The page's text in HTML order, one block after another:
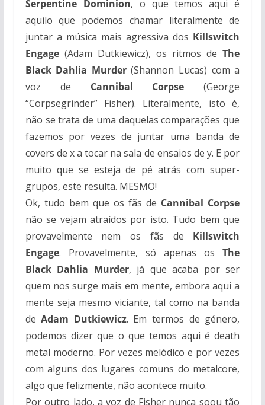
Serpentine Dominion, o que temos aqui é
aquilo que podemos chamar literalmente de
juntar a música mais agressiva dos Killswitch
Engage(Adam Dutkiewicz), os ritmos deThe
Black Dahlia Murder(Shannon Lucas) com a
voz de Cannibal Corpse (George
“Corpsegrinder” Fisher). Literalmente, isto é,
não se trata de uma daquelas comparações que
fazemos por vezes de juntar uma banda de
covers de x a tocar na sala de ensaios de y. E por
muito que se esteja de pé atrás com super-
grupos, este resulta. MESMO!
Ok, tudo bem que os fãs de Cannibal Corpse
não se vejam atraídos por isto. Tudo bem que
provavelmente nem os fãs de Killswitch
Engage. Provavelmente, só apenas osThe
Black Dahlia Murder, já que acaba por ser
quem nos surge mais em mente, embora aqui a
mente seja mesmo viciante, tal como na banda
deAdam Dutkiewicz. Em termos de género,
podemos dizer que o que temos aqui é death
metal moderno. Por vezes melódico e por vezes
com alguns dos lugares comuns do metalcore,
algo que felizmente, não acontece muito.
Por outro lado, a voz de Fisher nunca soou tão